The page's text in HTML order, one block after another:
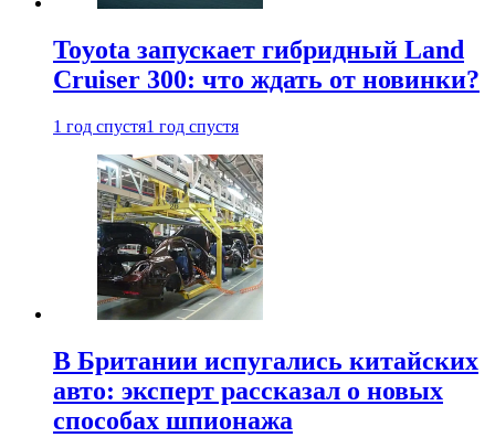
Toyota запускает гибридный Land
Cruiser 300: что ждать от новинки?
1 год спустя1 год спустя
В Британии испугались китайских
авто: эксперт рассказал о новых
способах шпионажа